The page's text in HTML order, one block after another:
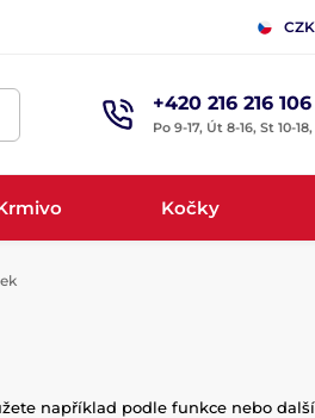
CZK
+420 216 216 106
Po 9-17, Út 8-16, St 10-
Kočky
například podle funkce nebo